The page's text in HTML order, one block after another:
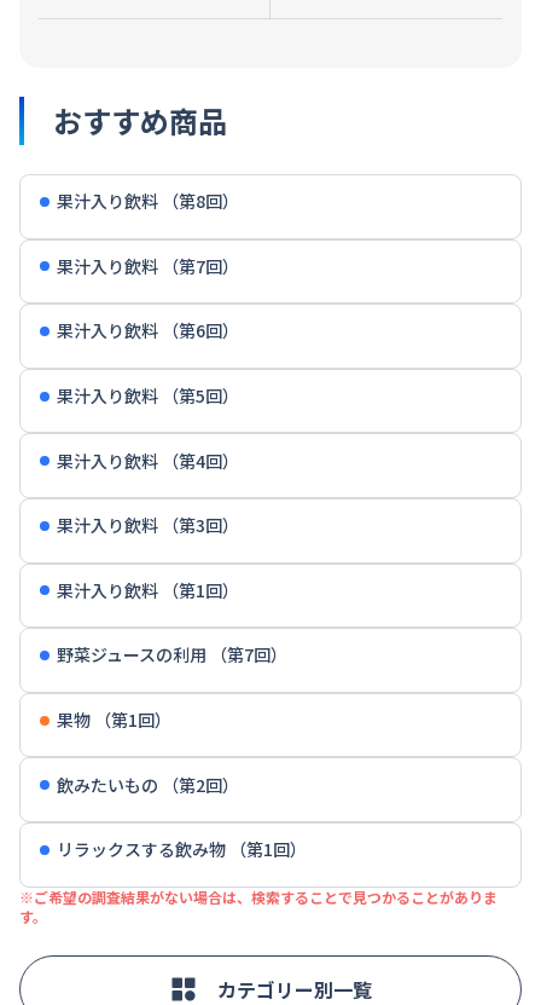
おすすめ商品
果汁入り飲料 （第8回）
果汁入り飲料 （第7回）
果汁入り飲料 （第6回）
果汁入り飲料 （第5回）
果汁入り飲料 （第4回）
果汁入り飲料 （第3回）
果汁入り飲料 （第1回）
野菜ジュースの利用 （第7回）
果物 （第1回）
飲みたいもの （第2回）
リラックスする飲み物 （第1回）
※ご希望の調査結果がない場合は、検索することで見つかることがありま
す。
カテゴリー別一覧